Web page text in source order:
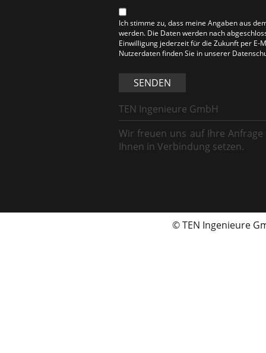
Ich stimme zu, dass meine Angaben aus
werden. Die Daten werden nach
Einwilligung jederzeit für die Zukunft per
Nutzerdaten finden Sie in unserer
SENDEN
TEN Ingenieure GmbH
Wir freuen uns auf Ihre
Ihnen in Verbindung setzen.
© TEN Ingenieure